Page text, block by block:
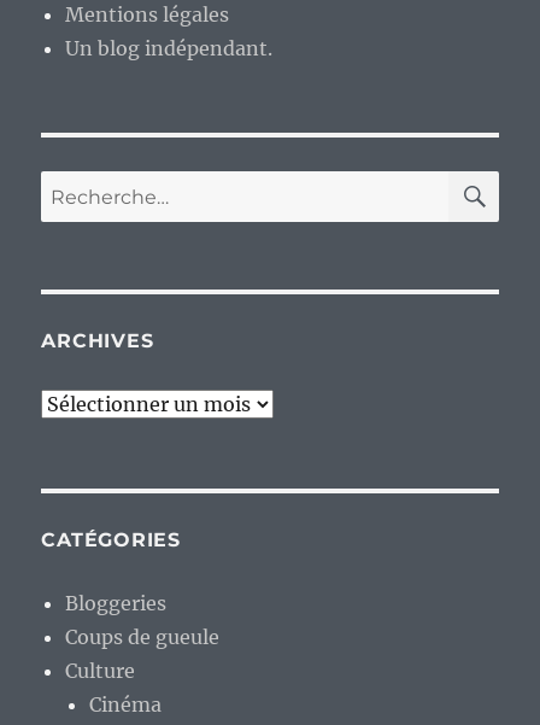
Mentions légales
Un blog indépendant.
Recherche
pour :
ARCHIVES
Archives
CATÉGORIES
Bloggeries
Coups de gueule
Culture
Cinéma